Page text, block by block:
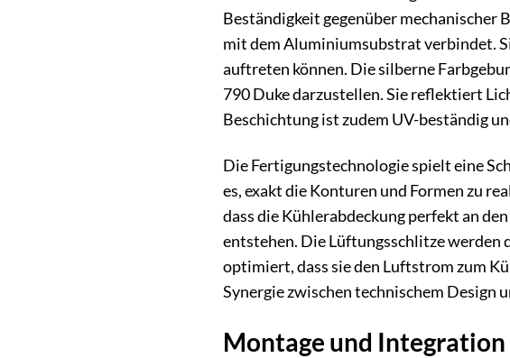
Beständigkeit gegenüber mechanischer
mit dem Aluminiumsubstrat verbindet.
auftreten können. Die silberne
790 Duke darzustellen. Sie reflektiert
Beschichtung ist zudem UV-beständig
Die Fertigungstechnologie spielt eine
es, exakt die Konturen und Formen zu
dass die Kühlerabdeckung perfekt an
entstehen. Die Lüftungsschlitze werden
optimiert, dass sie den Luftstrom zum
Synergie zwischen technischem Design
Montage und Integration